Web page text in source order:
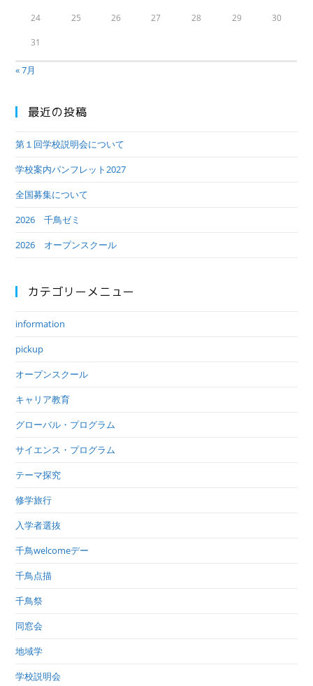
24 25 26 27 28 29 30
31
« 7月
最近の投稿
第１回学校説明会について
学校案内パンフレット2027
全国募集について
2026 千鳥ゼミ
2026 オープンスクール
カテゴリーメニュー
information
pickup
オープンスクール
キャリア教育
グローバル・プログラム
サイエンス・プログラム
テーマ探究
修学旅行
入学者選抜
千鳥welcomeデー
千鳥点描
千鳥祭
同窓会
地域学
学校説明会